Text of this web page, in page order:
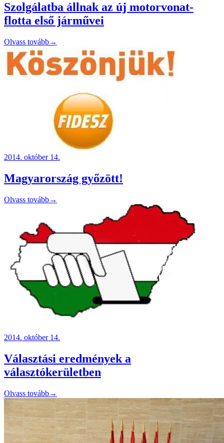
Szolgálatba állnak az új motorvonat-
flotta első járművei
Olvass tovább→
2014. október 14.
Magyarország győzött!
Olvass tovább→
2014. október 14.
Választási eredmények a
választókerületben
Olvass tovább→